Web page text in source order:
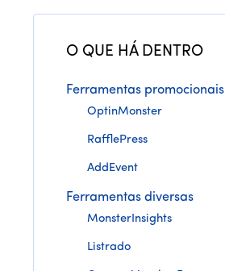
O QUE HÁ DENTRO
Ferramentas promocionais
OptinMonster
RafflePress
AddEvent
Ferramentas diversas
MonsterInsights
Listrado